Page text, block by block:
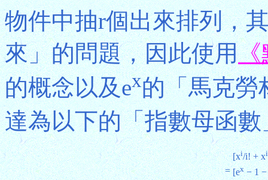
物件中抽r個出來排列，
來」的問題，因此使用《
的概念以及ex的「馬克勞
達為以下的「指數母函數
[xi/i! + x
= [ex− 1 −